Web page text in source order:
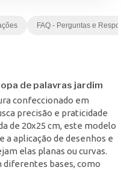
FAQ - Perguntas e
de palavras jardim
confeccionado em
precisão e praticidade
de 20x25 cm, este modelo
aplicação de desenhos e
elas planas ou curvas.
bases, como